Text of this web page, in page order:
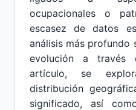
ocupacionales o
escasez de datos
análisis más profundo
evolución a través
artículo, se
distribución
significado, así